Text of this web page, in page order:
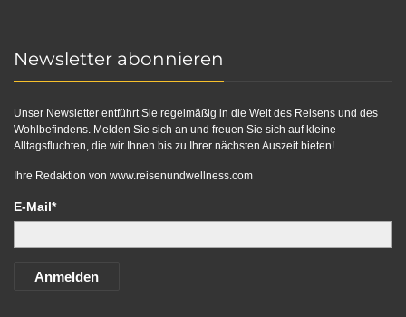
Newsletter abonnieren
Unser Newsletter entführt Sie regelmäßig in die Welt des Reisens und des
Wohlbefindens. Melden Sie sich an und freuen Sie sich auf kleine
Alltagsfluchten, die wir Ihnen bis zu Ihrer nächsten Auszeit bieten!
Ihre Redaktion von www.reisenundwellness.com
E-Mail*
Anmelden